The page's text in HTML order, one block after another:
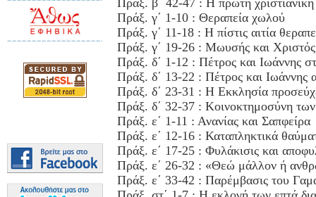
Πράξ. β΄ 42-47 : Η πρώτη χριστιανική
Πράξ. γ΄ 1-10 : Θεραπεία χωλού
Πράξ. γ΄ 11-18 : Η πίστις αιτία
Πράξ. γ΄ 19-26 : Μωυσής και Χριστός
Πράξ. δ΄ 1-12 : Πέτρος και Ιωάννης
Πράξ. δ΄ 13-22 : Πέτρος και Ιωάννης
Πράξ. δ΄ 23-31 : Η Εκκλησία
Πράξ. δ΄ 32-37 : Κοινοκτημοσύνη των
Πράξ. ε΄ 1-11 : Ανανίας και Σαπφείρα
Πράξ. ε΄ 12-16 : Καταπληκτικά
Πράξ. ε΄ 17-25 : Φυλάκισις και
Πράξ. ε΄ 26-32 : «Θεώ μάλλον ή
Πράξ. ε΄ 33-42 : Παρέμβασις του